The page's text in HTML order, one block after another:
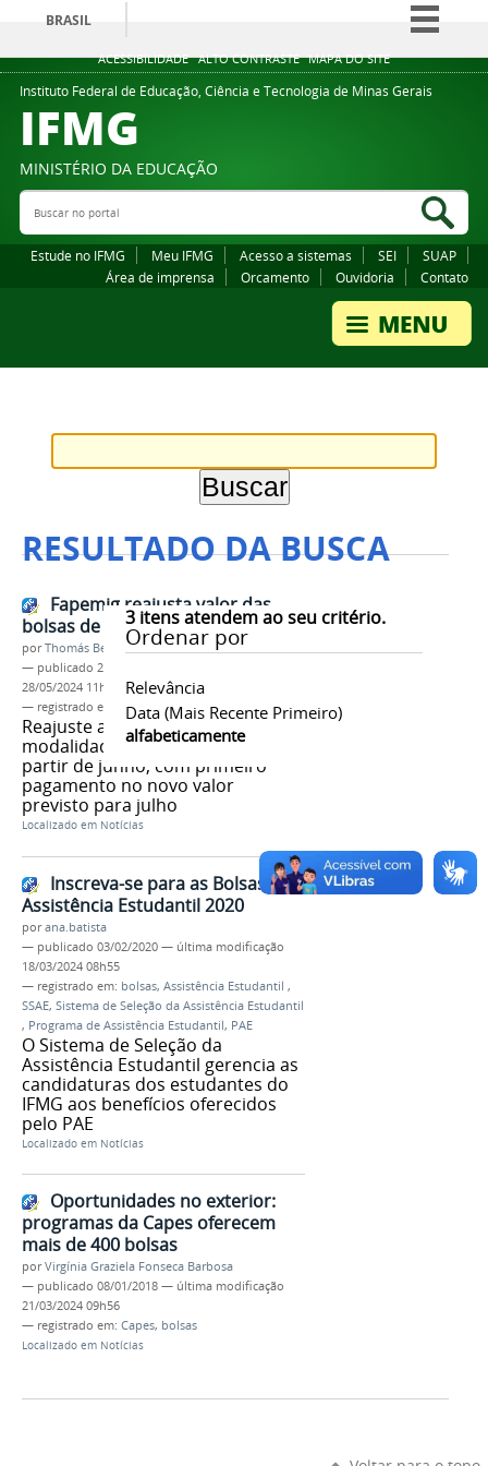
ACESSIBILIDADE ALTO CONTRASTE MAPA DO SITE
BRASIL
Simplifique!
Comunica BR
Legislação
Instituto Federal de Educação, Ciência e Tecnologia de Minas Gerais
IFMG
MINISTÉRIO DA EDUCAÇÃO
Buscar no portal
Estude no IFMG Meu IFMG Acesso a sistemas SEI
SUAP
Área de imprensa
Orcamento Ouvidoria Contato
RESULTADO DA BUSCA
3itens atendem ao seu critério.
Ordenar por
Relevância
Data (mais Recente Primeiro)
alfabeticamente
Fapemig reajusta valor das
bolsas de formação
porThomás Bertozzi de Oliveira e Sousa Leão
— publicado 24/05/2024
28/05/2024 11h15
— registrado em:
Fapemig, reajuste bolsas
Reajuste abrange todas as
modalidades e passa a valer a
partir de junho, com primeiro
pagamento no novo valor
previsto para julho
Localizado em Notícias
Inscreva-se para as Bolsas da
Assistência Estudantil 2020
porana.batista
— publicado 03/02/2020 — última modificação
18/03/2024 08h55
— registrado em: bolsas, Assistência Estudantil ,
SSAE, Sistema de Seleção da Assistência Estudantil
, Programa de Assistência Estudantil, PAE
O Sistema de Seleção da
Assistência Estudantil gerencia as
candidaturas dos estudantes do
IFMG aos benefícios oferecidos
pelo PAE
Localizado em Notícias
Oportunidades no exterior:
programas da Capes oferecem
mais de 400 bolsas
porVirgínia Graziela Fonseca Barbosa
— publicado 08/01/2018 — última modificação
21/03/2024 09h56
— registrado em: Capes, bolsas
Localizado em Notícias